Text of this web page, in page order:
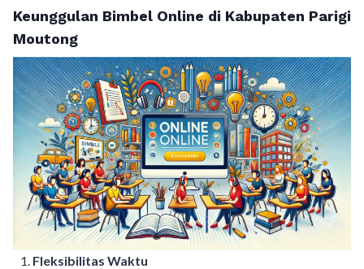
Keunggulan Bimbel Online di Kabupaten Parigi
Moutong
Fleksibilitas Waktu